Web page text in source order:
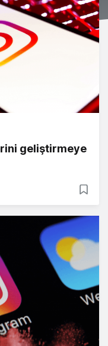
geliştirmeye